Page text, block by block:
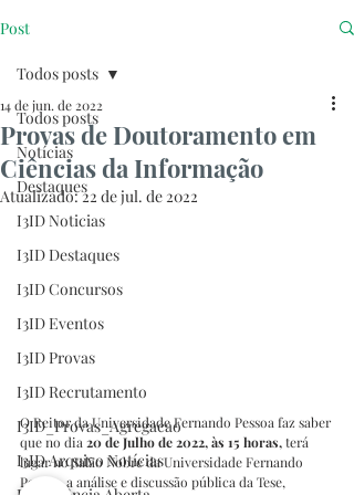
Post
Todos posts
Notícias
Destaques
I3ID Noticias
I3ID Destaques
I3ID Concursos
I3ID Eventos
I3ID Provas
I3ID Recrutamento
I3ID_Provas_Agregacao
I3ID Arquivo Notícias
Todos posts
Provas de Doutoramento em
Ciências da Informação
14 de jun. de 2022
Atualizado:22 de jul. de 2022
O Reitor da Universidade Fernando Pessoa faz saber
que no dia 20 de Julho de 2022, às 15 horas, terá
lugar no Salão Nobre da Universidade Fernando
Pessoa, a análise e discussão pública da Tese,